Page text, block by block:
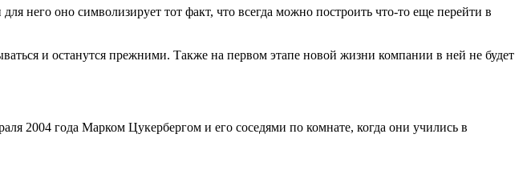
него оно символизирует тот факт, что всегда можно построить что-то еще перейти в
и останутся прежними. Также на первом этапе новой жизни компании в ней не будет
2004 года Марком Цукербергом и его соседями по комнате, когда они учились в